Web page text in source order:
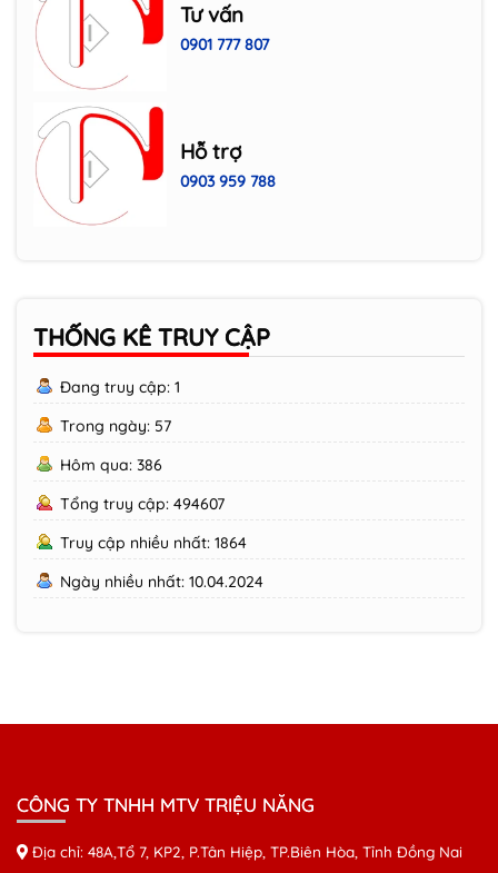
Tư vấn
0901 777 807
Hỗ trợ
0903 959 788
THỐNG KÊ TRUY CẬP
Đang truy cập: 1
Trong ngày: 57
Hôm qua: 386
Tổng truy cập: 494607
Truy cập nhiều nhất: 1864
Ngày nhiều nhất: 10.04.2024
CÔNG TY TNHH MTV TRIỆU NĂNG
Địa chỉ: 48A,Tổ 7, KP2, P.Tân Hiệp, TP.Biên Hòa, Tỉnh Đồng Nai